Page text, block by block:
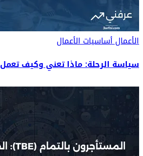
الأعمالأساسيات الأعمال
سياسة الرحلة: ماذا تعني وكيف تعمل